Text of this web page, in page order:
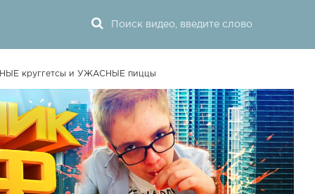
круггетсы и УЖАСНЫЕ пиццы